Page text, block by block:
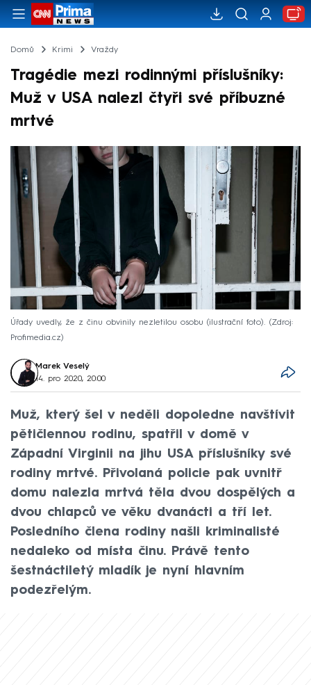
Domů Krimi Vraždy
Tragédie mezi rodinnými příslušníky:
Muž v USA nalezl čtyři své příbuzné
mrtvé
Úřady uvedly, že z činu obvinily nezletilou osobu (ilustrační foto).
Zdroj:
Profimedia.cz
Marek Veselý
14. pro 2020, 20:00
Muž, který šel v neděli dopoledne navštívit
pětičlennou rodinu, spatřil v domě v
Západní Virginii na jihu USA příslušníky své
rodiny mrtvé. Přivolaná policie pak uvnitř
domu nalezla mrtvá těla dvou dospělých a
dvou chlapců ve věku dvanácti a tří let.
Posledního člena rodiny našli kriminalisté
nedaleko od místa činu. Právě tento
šestnáctiletý mladík je nyní hlavním
podezřelým.